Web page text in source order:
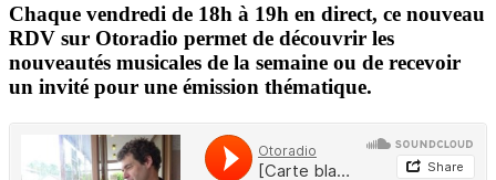
Chaque vendredi de 18h à 19h en direct, ce nouveau
RDV sur Otoradio permet de découvrir les
nouveautés musicales de la semaine ou de recevoir
un invité pour une émission thématique.